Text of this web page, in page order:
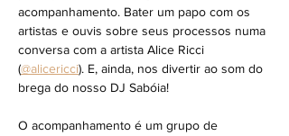
acompanhamento. Bater um papo com os
artistas e ouvis sobre seus processos numa
conversa com a artista Alice Ricci
(@alicericci). E, ainda, nos divertir ao som do
brega do nosso DJ Sabóia!
O acompanhamento é um grupo de